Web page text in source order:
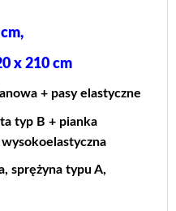
x 210 cm
+ pasy elastyczne
typ B + pianka
sprężyna typu A,